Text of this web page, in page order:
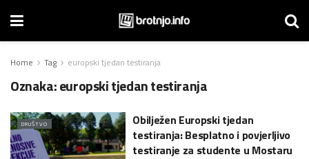
Home Tag europski tjedan testiranja
Oznaka:europski tjedan testiranja
DRUŠTVO
Obilježen Europski tjedan
testiranja: Besplatno i povjerljivo
testiranje za studente u Mostaru